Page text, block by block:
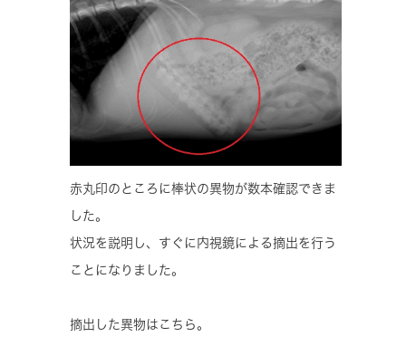
赤丸印のところに棒状の異物が数本確認できま
した。
状況を説明し、すぐに内視鏡による摘出を行う
ことになりました。
摘出した異物はこちら。